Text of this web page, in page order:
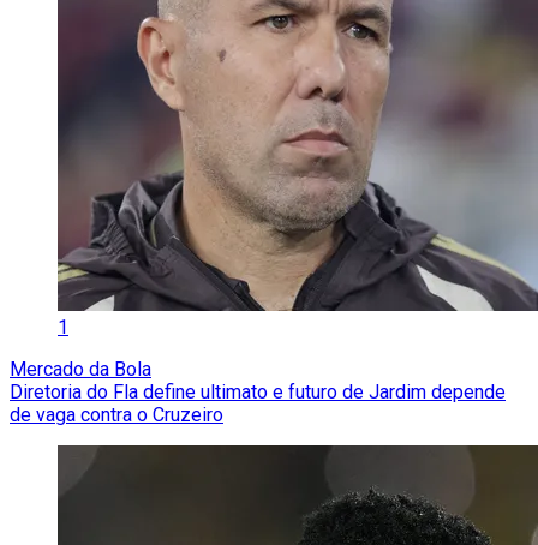
1
Mercado da Bola
Diretoria do Fla define ultimato e futuro de Jardim depende
de vaga contra o Cruzeiro